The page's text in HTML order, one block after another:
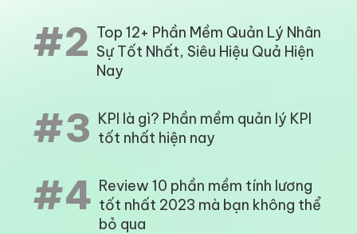
#2 Top 12+ Phần Mềm Quản Lý Nhân
Sự Tốt Nhất, Siêu Hiệu Quả Hiện
Nay
#3 KPI là gì? Phần mềm quản lý KPI
tốt nhất hiện nay
#4 Review 10 phần mềm tính lương
tốt nhất 2023 mà bạn không thể
bỏ qua